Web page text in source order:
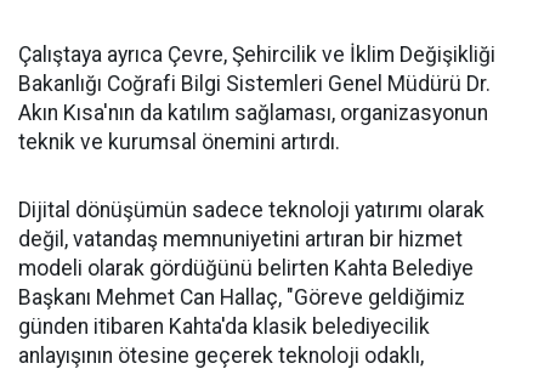
Çalıştaya ayrıca Çevre, Şehircilik ve İklim Değişikliği
Bakanlığı Coğrafi Bilgi Sistemleri Genel Müdürü Dr.
Akın Kısa'nın da katılım sağlaması, organizasyonun
teknik ve kurumsal önemini artırdı.
Dijital dönüşümün sadece teknoloji yatırımı olarak
değil, vatandaş memnuniyetini artıran bir hizmet
modeli olarak gördüğünü belirten Kahta Belediye
Başkanı Mehmet Can Hallaç, "Göreve geldiğimiz
günden itibaren Kahta'da klasik belediyecilik
anlayışının ötesine geçerek teknoloji odaklı,